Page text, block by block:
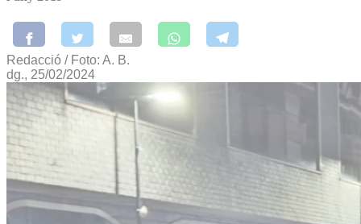
Redacció / Foto: A. B.
dg., 25/02/2024